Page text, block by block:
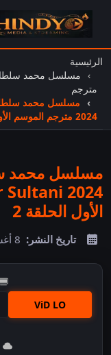
الرئيسية
مترجم
2024 مترجم الموسم الأول الحلقة 2
الأول الحلقة 2
تاريخ النشر: 8 أغسطس 2024
ViD LO